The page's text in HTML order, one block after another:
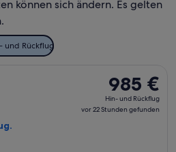
können sich ändern. Es gelten
und Rückflug
985 €
Hin-
und
985 €
Hin- und Rückflug
vor 22 Stunden gefunden